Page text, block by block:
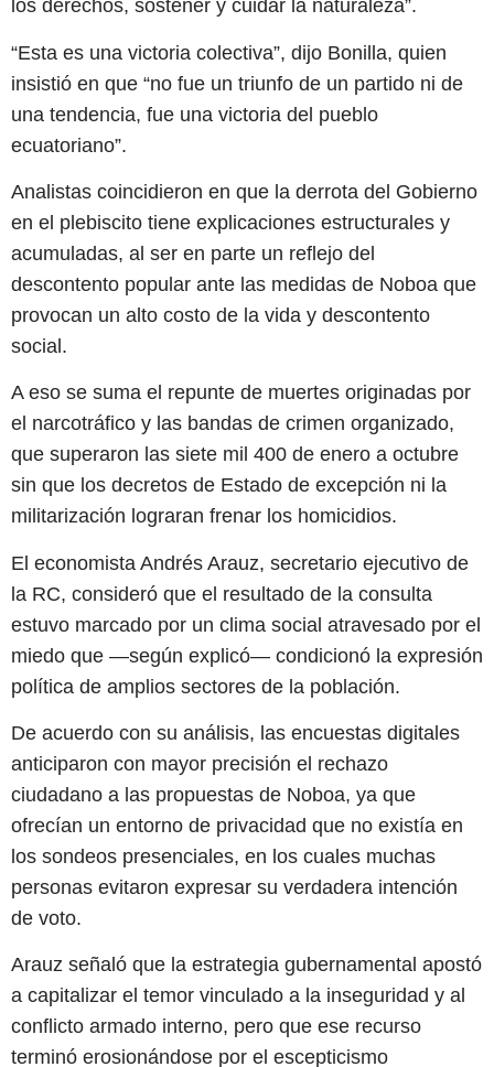
los derechos, sostener y cuidar la naturaleza”.
“Esta es una victoria colectiva”, dijo Bonilla, quien
insistió en que “no fue un triunfo de un partido ni de
una tendencia, fue una victoria del pueblo
ecuatoriano”.
Analistas coincidieron en que la derrota del Gobierno
en el plebiscito tiene explicaciones estructurales y
acumuladas, al ser en parte un reflejo del
descontento popular ante las medidas de Noboa que
provocan un alto costo de la vida y descontento
social.
A eso se suma el repunte de muertes originadas por
el narcotráfico y las bandas de crimen organizado,
que superaron las siete mil 400 de enero a octubre
sin que los decretos de Estado de excepción ni la
militarización lograran frenar los homicidios.
El economista Andrés Arauz, secretario ejecutivo de
la RC, consideró que el resultado de la consulta
estuvo marcado por un clima social atravesado por el
miedo que —según explicó— condicionó la expresión
política de amplios sectores de la población.
De acuerdo con su análisis, las encuestas digitales
anticiparon con mayor precisión el rechazo
ciudadano a las propuestas de Noboa, ya que
ofrecían un entorno de privacidad que no existía en
los sondeos presenciales, en los cuales muchas
personas evitaron expresar su verdadera intención
de voto.
Arauz señaló que la estrategia gubernamental apostó
a capitalizar el temor vinculado a la inseguridad y al
conflicto armado interno, pero que ese recurso
terminó erosionándose por el escepticismo